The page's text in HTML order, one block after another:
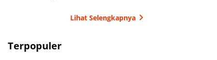
Lihat Selengkapnya
Terpopuler